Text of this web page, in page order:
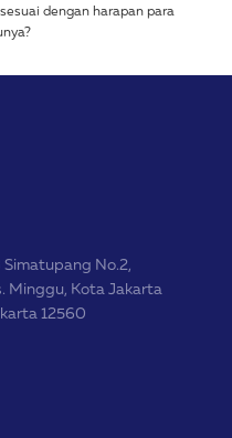
dengan harapan para
Simatupang No.2,
Minggu, Kota Jakarta
12560